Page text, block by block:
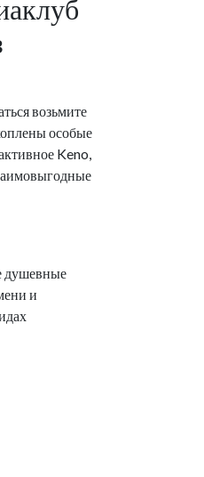
возьмите
особые
Keno,
душевные
и